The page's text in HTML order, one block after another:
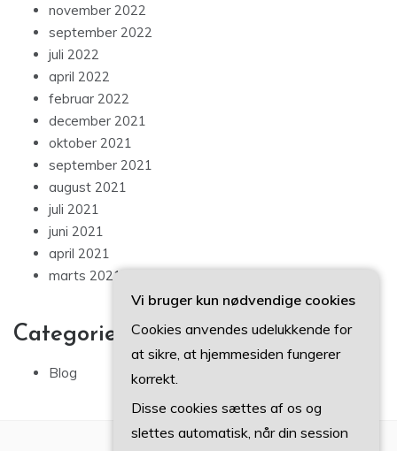
november 2022
september 2022
juli 2022
april 2022
februar 2022
december 2021
oktober 2021
september 2021
august 2021
juli 2021
juni 2021
april 2021
marts 2021
Categories
Blog
Vi bruger kun nødvendige cookies
Cookies anvendes udelukkende for
at sikre, at hjemmesiden fungerer
korrekt.
Disse cookies sættes af os og
slettes automatisk, når din session